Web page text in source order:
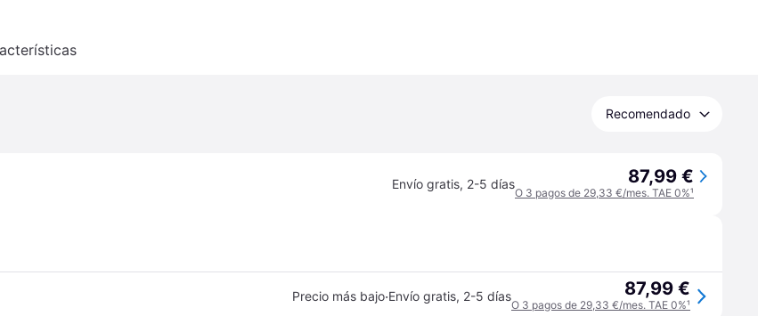
Recomendado
Envío gratis, 2-5 días 87,99 €
O 3 pagos de 29,33 €/mes. TAE 0%¹
Precio más bajo·Envío gratis, 2-5 días 87,99 €
O 3 pagos de 29,33 €/mes. TAE 0%¹